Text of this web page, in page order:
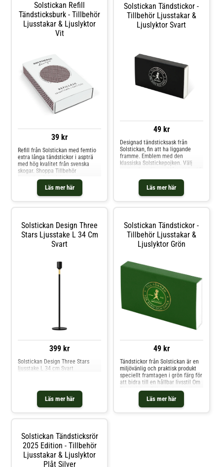
olika färger.- Höjd: 98 mm.-
Diameter: 55 mm. Shoppa
Tillbehör ljusstakar & ljuslyktor
och mer Ljusstakar & Ljuslyktor
hos Royal Design.
Solstickan Refill
Tändsticksburk - Tillbehör
Ljusstakar & Ljuslyktor
Vit
39 kr
Läs mer här
Refill från Solstickan med femtio
extra långa tändstickor i aspträ
med hög kvalitet från svenska
skogar. Shoppa Tillbehör
Ljusstakar & Ljuslyktor hos Royal
Solstickan Tändstickor -
Tillbehör Ljusstakar &
Ljuslyktor Svart
49 kr
Läs mer här
Designad tändsticksask från
Solstickan, fin att ha liggande
framme. Emblem med den
klassiska Solstickepojken. Välj
tändstickor i en ask. Shoppa
Tillbehör ljusstakar & ljuslyktor
och mer Ljusstakar & Ljuslyktor
Solstickan Design Three
Stars Ljusstake L 34 Cm
Svart
399 kr
Läs mer här
Solstickan Design Three Stars
ljusstake L 34 cm Svart
Solstickan Tändstickor -
Tillbehör Ljusstakar &
Ljuslyktor Grön
49 kr
Läs mer här
Tändstickor från Solstickan är en
miljövänlig och praktisk produkt
speciellt framtagen i grön färg för
att bidra till en hållbar livsstil Om
Tändstickor: Tillverkade av trä
från hållbart skogsbruk Giftfria
och biologiskt nedbrytbara Lätt
att tända och använda Säker för
Solstickan Tändsticksrör
2025 Edition - Tillbehör
Ljusstakar & Ljuslyktor
Plåt Silver